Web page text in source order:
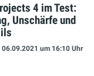
4 im Test:
Unschärfe und
06.09.2021 um 16:10 Uhr